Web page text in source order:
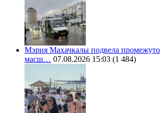
Мэрия Махачкалы подвела
масш… 07.08.2026 15:03 (1 484)